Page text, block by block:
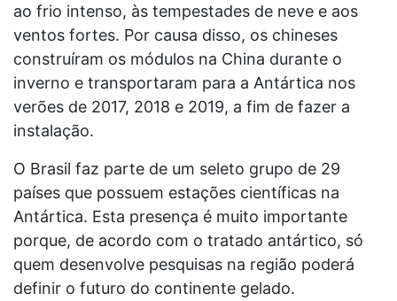
ao frio intenso, às tempestades de neve e aos
ventos fortes. Por causa disso, os chineses
construíram os módulos na China durante o
inverno e transportaram para a Antártica nos
verões de 2017, 2018 e 2019, a fim de fazer a
instalação.
O Brasil faz parte de um seleto grupo de 29
países que possuem estações científicas na
Antártica. Esta presença é muito importante
porque, de acordo com o tratado antártico, só
quem desenvolve pesquisas na região poderá
definir o futuro do continente gelado.